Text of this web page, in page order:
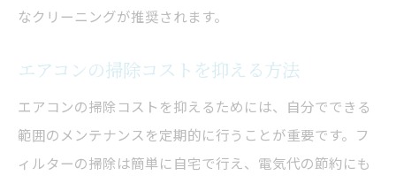
なクリーニングが推奨されます。
エアコンの掃除コストを抑える方法
エアコンの掃除コストを抑えるためには、自分でできる
範囲のメンテナンスを定期的に行うことが重要です。フ
ィルターの掃除は簡単に自宅で行え、電気代の節約にも